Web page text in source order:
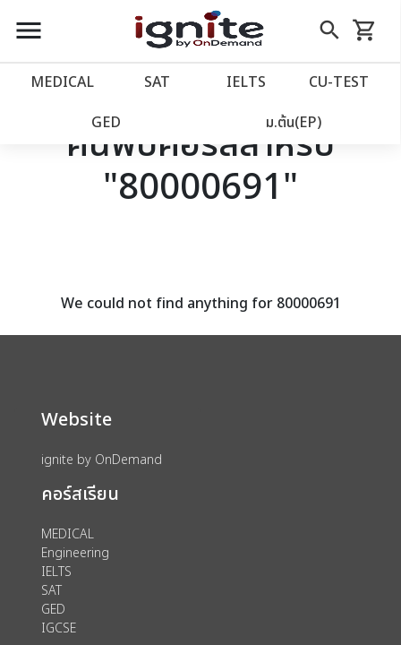
close
account_balance หน้าแรก
เว็บไซต์อิกไนท์
โปรโมชั่น
assignment ลงทะเบียน
menu search
Skip
to
shopping_cart
รถเข็น
MEDICAL SAT IELTS CU‑TEST
GED ม.ต้น(EP)
ค้นพบคอร์สสำหรับ
"80000691"
We could not find anything for 80000691
Website
ignite by OnDemand
คอร์สเรียน
MEDICAL
Engineering
IELTS
SAT
GED
IGCSE